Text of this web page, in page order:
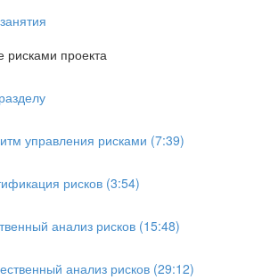
рисками проекта
управления рисками (7:39)
рисков (3:54)
анализ рисков (15:48)
анализ рисков (29:12)